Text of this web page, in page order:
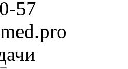
57